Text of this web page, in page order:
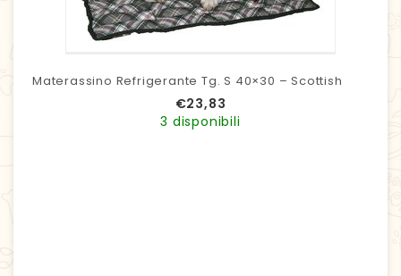
Materassino Refrigerante Tg. S 40×30 – Scottish
€23,83
3 disponibili